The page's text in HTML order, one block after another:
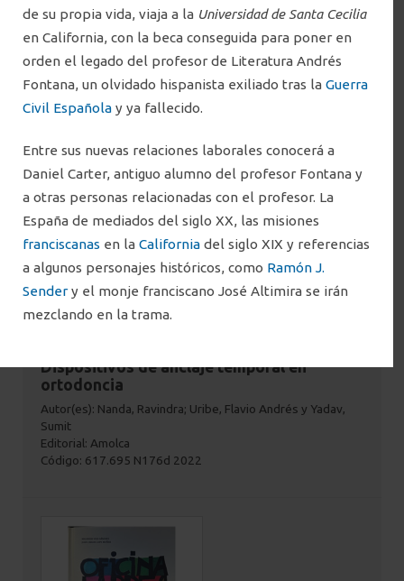
The architecture of Sou Fujimoto :
primordial future forest
Autor(es): Saosuke Fujimoto, 1971-
Editorial: Culture Convenience Club
Dispositivos de anclaje temporal en
ortodoncia
Autor(es): Nanda, Ravindra; Uribe, Flavio Andrés y Yadav,
Sumit
Editorial: Amolca
Código: 617.695 N176d 2022
de su propia vida, viaja a la Universidad de Santa Cecilia
en California, con la beca conseguida para poner en
orden el legado del profesor de Literatura Andrés
Fontana, un olvidado hispanista exiliado tras la Guerra
Civil Española y ya fallecido.
Entre sus nuevas relaciones laborales conocerá a
Daniel Carter, antiguo alumno del profesor Fontana y
a otras personas relacionadas con el profesor. La
España de mediados del siglo XX, las misiones
franciscanas en la California del siglo XIX y referencias
a algunos personajes históricos, como Ramón J.
Sendery el monje franciscano José Altimira se irán
mezclando en la trama.